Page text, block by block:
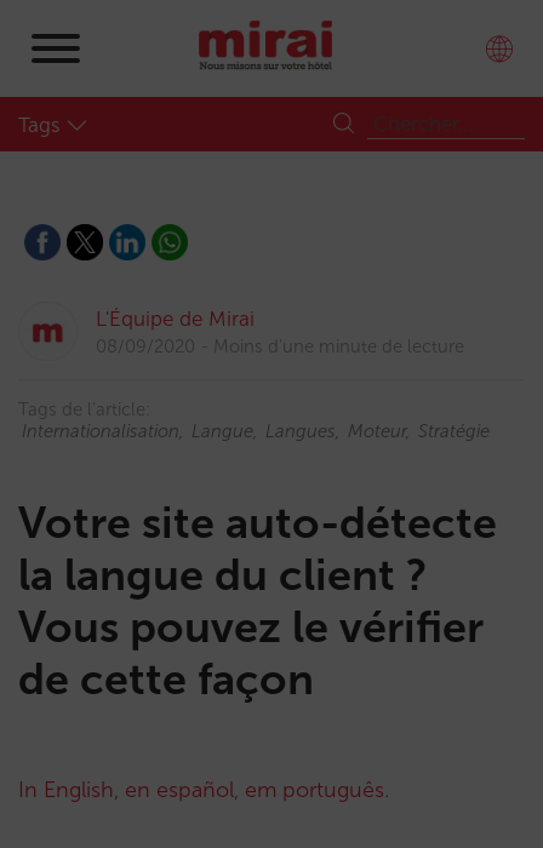
Tags
L'Équipe de Mirai
08/09/2020 Moins d'une minute de lecture
Tags de l'article:
Internationalisation
Langue Langues Moteur Stratégie
Votre site auto-détecte
la langue du client ?
Vous pouvez le vérifier
de cette façon
In English, en español, em português.